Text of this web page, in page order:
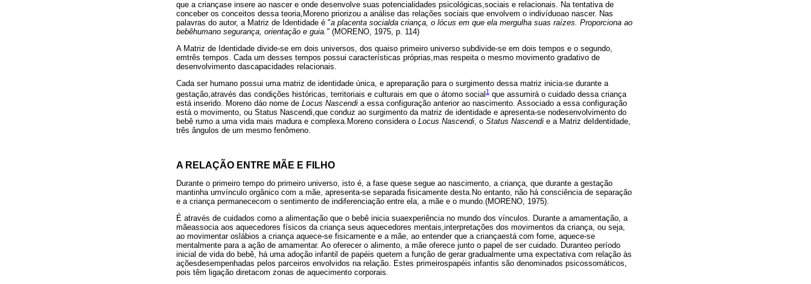
que a criançase insere ao nascer e onde desenvolve suas potencialidades psicológicas,sociais e relacionais. Na tentativa de
conceber os conceitos dessa teoria,Moreno priorizou a análise das relações sociais que envolvem o indivíduoao nascer. Nas
palavras do autor, a Matriz de Identidade é "a placenta socialda criança, o lócus em que ela mergulha suas raízes. Proporciona ao
bebêhumano segurança, orientação e guia." (MORENO, 1975, p. 114)
A Matriz de Identidade divide-se em dois universos, dos quaiso primeiro universo subdivide-se em dois tempos e o segundo,
emtrês tempos. Cada um desses tempos possui características próprias,mas respeita o mesmo movimento gradativo de
desenvolvimento dascapacidades relacionais.
Cada ser humano possui uma matriz de identidade única, e apreparação para o surgimento dessa matriz inicia-se durante a
gestação,através das condições históricas, territoriais e culturais em que o átomo social 1 que assumirá o cuidado dessa criança
está inserido. Moreno dáo nome de Locus Nascendi a essa configuração anterior ao nascimento. Associado a essa configuração
está o movimento, ou Status Nascendi,que conduz ao surgimento da matriz de identidade e apresenta-se nodesenvolvimento do
bebê rumo a uma vida mais madura e complexa.Moreno considera o Locus Nascendi, o Status Nascendi e a Matriz deIdentidade,
três ângulos de um mesmo fenômeno.
A RELAÇÃO ENTRE MÃE E FILHO
Durante o primeiro tempo do primeiro universo, isto é, a fase quese segue ao nascimento, a criança, que durante a gestação
mantinha umvínculo orgânico com a mãe, apresenta-se separada fisicamente desta.No entanto, não há consciência de separação
e a criança permanececom o sentimento de indiferenciação entre ela, a mãe e o mundo.(MORENO, 1975).
É através de cuidados como a alimentação que o bebê inicia suaexperiência no mundo dos vínculos. Durante a amamentação, a
mãeassocia aos aquecedores físicos da criança seus aquecedores mentais,interpretações dos movimentos da criança, ou seja,
ao movimentar oslábios a criança aquece-se fisicamente e a mãe, ao entender que a criançaestá com fome, aquece-se
mentalmente para a ação de amamentar. Ao oferecer o alimento, a mãe oferece junto o papel de ser cuidado. Duranteo período
inicial de vida do bebê, há uma adoção infantil de papéis quetem a função de gerar gradualmente uma expectativa com relação às
açõesdesempenhadas pelos parceiros envolvidos na relação. Estes primeirospapéis infantis são denominados psicossomáticos,
pois têm ligação diretacom zonas de aquecimento corporais.